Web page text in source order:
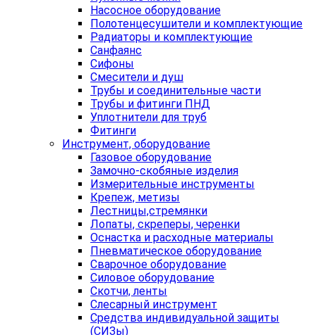
Насосное оборудование
Полотенцесушители и комплектующие
Радиаторы и комплектующие
Санфаянс
Сифоны
Смесители и душ
Трубы и соединительные части
Трубы и фитинги ПНД
Уплотнители для труб
Фитинги
Инструмент, оборудование
Газовое оборудование
Замочно-скобяные изделия
Измерительные инструменты
Крепеж, метизы
Лестницы,стремянки
Лопаты, скреперы, черенки
Оснастка и расходные материалы
Пневматическое оборудование
Сварочное оборудование
Силовое оборудование
Скотчи, ленты
Слесарный инструмент
Средства индивидуальной защиты
(СИЗы)